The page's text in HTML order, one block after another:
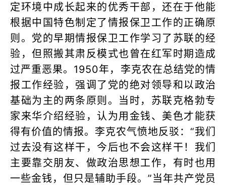
定环境中成长起来的优秀干部，还在于他能
根据中国特色制定了情报保卫工作的正确原
则。党的早期情报保卫工作学习了苏联的经
验，但照搬其肃反模式也曾在红军时期造成
过严重恶果。1950年，李克农在总结党的情
报工作经验，强调了党的绝对领导和以政治
基础为主的两条原则。当时，苏联克格勃专
家来华介绍经验，认为用金钱、美色才能获
得有价值的情报。李克农气愤地反驳：“我们
过去没有这样干，今后也不会这样干！我们
主要靠交朋友、做政治思想工作，有时也用
一些金钱，但只是辅助手段。”当年共产党员